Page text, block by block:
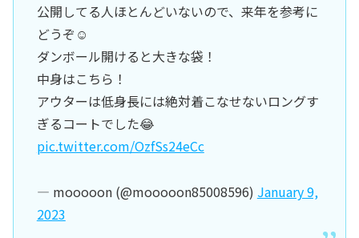
公開してる人ほとんどいないので、来年を参考に
どうぞ☺️
ダンボール開けると大きな袋！
中身はこちら！
アウターは低身長には絶対着こなせないロングす
ぎるコートでした😂
pic.twitter.com/OzfSs24eCc
— mooooon (@mooooon85008596) January 9,
2023